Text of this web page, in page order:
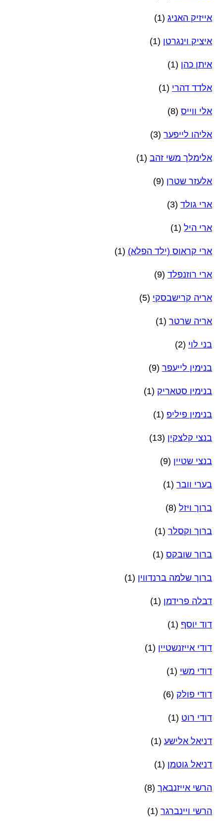
אייזיק האניג (1)
איציק וינגרטן (1)
איתן כהן (1)
אלדד דהרי (1)
אלי ווייס (8)
אליהו לייפער (3)
אלימלך משי זהב (1)
אלעזר שטרן (9)
ארי גולד (3)
ארי היל (1)
ארי קראוס (ילד הפלא) (1)
ארי רוזנפלד (9)
אריה קרישבסקי (5)
אריה שרטר (1)
בני לוי (2)
בנימין לייעפר (9)
בנימין סטאריק (1)
בנימין פיליפ (1)
בנצי קלצקין (13)
בנצי שטיין (9)
בערי וובר (1)
ברוך ויזל (8)
ברוך וקסלר (1)
ברוך שובקס (1)
ברוך שלמה ברנדווין (1)
דבלה פרידמן (1)
דוד יוסף (1)
דודי אייזנשטיין (1)
דודי משי (1)
דודי פולק (6)
דודי רוט (1)
דניאל אלישע (1)
דניאל גוטמן (1)
הרשי אייזנבאך (8)
הרשי ויינברגר (1)